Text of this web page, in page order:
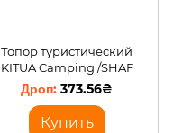
Топор туристический
KITUA Camping /SHAF
373.56₴
Купить